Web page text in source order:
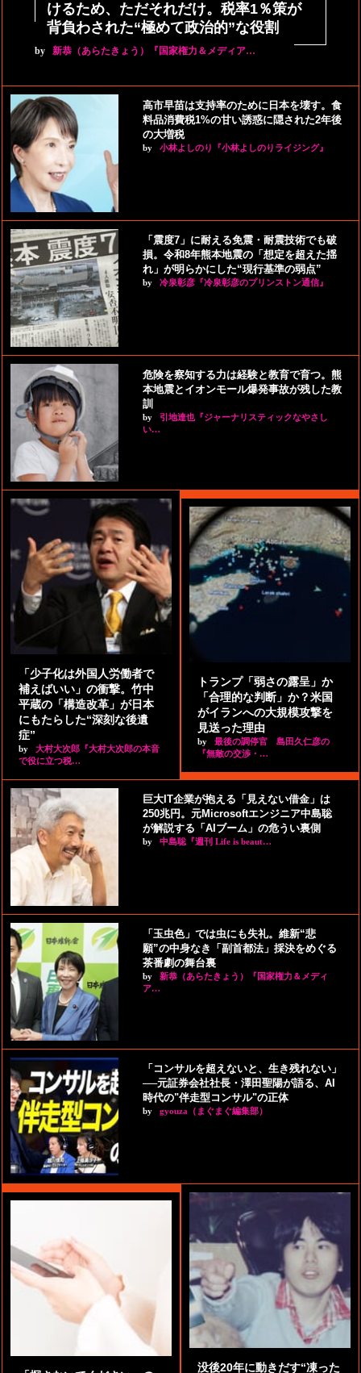
けるため、ただそれだけ。税率1％策が
背負わされた“極めて政治的”な役割
by 新恭（あらたきょう）『国家権力＆メディア…
高市早苗は支持率のために日本を壊す。食
料品消費税1%の甘い誘惑に隠された2年後
の大増税
by 小林よしのり『小林よしのりライジング』
「震度7」に耐える免震・耐震技術でも破
損。令和8年熊本地震の「想定を超えた揺
れ」が明らかにした“現行基準の弱点”
by 冷泉彰彦『冷泉彰彦のプリンストン通信』
危険を察知する力は経験と教育で育つ。熊
本地震とイオンモール爆発事故が残した教
訓
by
引地達也『ジャーナリスティックなやさし
い…
「少子化は外国人労働者で
補えばいい」の衝撃。竹中
平蔵の「構造改革」が日本
にもたらした“深刻な後遺
症”
by
大村大次郎『大村大次郎の本音
で役に立つ税…
トランプ「弱さの露呈」か
「合理的な判断」か？米国
がイランへの大規模攻撃を
見送った理由
by
最後の調停官 島田久仁彦の
『無敵の交渉・…
巨大IT企業が抱える「見えない借金」は
250兆円。元Microsoftエンジニア中島聡
が解説する「AIブーム」の危うい裏側
by 中島聡『週刊 Life is beaut…
「玉虫色」では虫にも失礼。維新“悲
願”の中身なき「副首都法」採決をめぐる
茶番劇の舞台裏
by
新恭（あらたきょう）『国家権力＆メディ
ア…
「コンサルを超えないと、生き残れない」
──元証券会社社長・澤田聖陽が語る、AI
時代の"伴走型コンサル"の正体
by gyouza（まぐまぐ編集部）
没後20年に動きだす“凍った